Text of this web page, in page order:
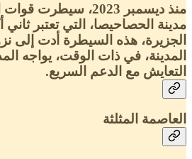
منذ ديسمبر 2023،
مدينة الحصاحيصا، التي تعتبر ثاني
الجزيرة، هذه السيطرة أدت إلى
المدينة، في ذات الوقت، يواجه
التعايش مع الدعم السريع.
العاصمة المثلثة